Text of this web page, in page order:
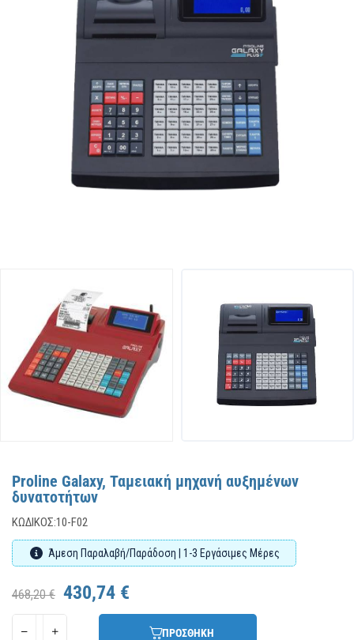
Proline Galaxy, Ταμειακή μηχανή αυξημένων
δυνατοτήτων
ΚΩΔΙΚΌΣ:10-F02
Άμεση Παραλαβή/Παράδοση | 1-3 Εργάσιμες Μέρες
468,20 € 430,74 €
ΠΡΟΣΘΗΚΗ